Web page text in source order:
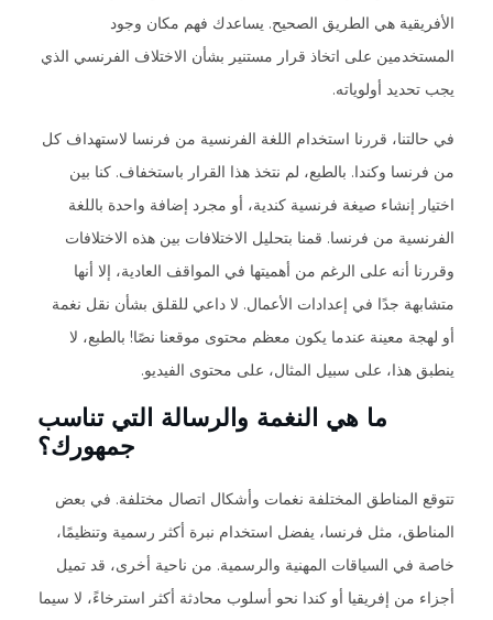
الأفريقية هي الطريق الصحيح. يساعدك فهم مكان وجود
المستخدمين على اتخاذ قرار مستنير بشأن الاختلاف الفرنسي الذي
يجب تحديد أولوياته.
في حالتنا، قررنا استخدام اللغة الفرنسية من فرنسا لاستهداف كل
من فرنسا وكندا. بالطبع، لم نتخذ هذا القرار باستخفاف. كنا بين
اختيار إنشاء صيغة فرنسية كندية، أو مجرد إضافة واحدة باللغة
الفرنسية من فرنسا. قمنا بتحليل الاختلافات بين هذه الاختلافات
وقررنا أنه على الرغم من أهميتها في المواقف العادية، إلا أنها
متشابهة جدًا في إعدادات الأعمال. لا داعي للقلق بشأن نقل نغمة
أو لهجة معينة عندما يكون معظم محتوى موقعنا نصًا! بالطبع، لا
ينطبق هذا، على سبيل المثال، على محتوى الفيديو.
ما هي النغمة والرسالة التي تناسب
جمهورك؟
تتوقع المناطق المختلفة نغمات وأشكال اتصال مختلفة. في بعض
المناطق، مثل فرنسا، يفضل استخدام نبرة أكثر رسمية وتنظيمًا،
خاصة في السياقات المهنية والرسمية. من ناحية أخرى، قد تميل
أجزاء من إفريقيا أو كندا نحو أسلوب محادثة أكثر استرخاءً، لا سيما